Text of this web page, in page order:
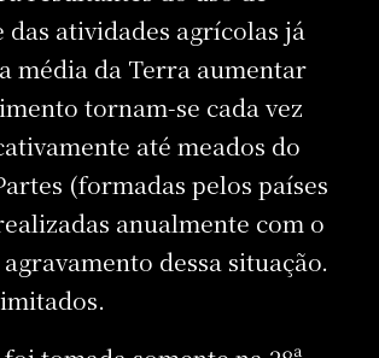
atividades agrícolas já
média da Terra aumentar
tornam-se cada vez
até meados do
(formadas pelos países
anualmente com o
dessa situação.